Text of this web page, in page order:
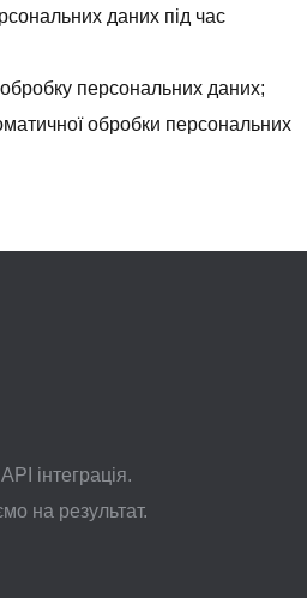
даних під час
обробку персональних даних;
обробки персональних
інтеграція.
на результат.